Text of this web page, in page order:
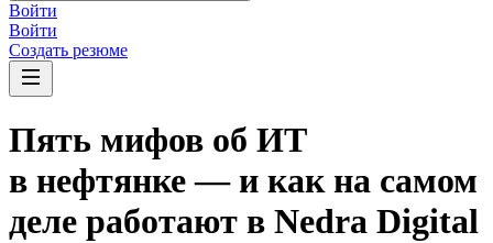
Войти
Войти
Создать резюме
Пять мифов об ИТ
в нефтянке — и как на самом
деле работают в Nedra Digital